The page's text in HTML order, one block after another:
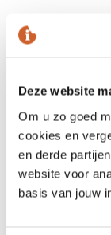
Deze website
Om u zo goed
cookies en
en derde
website voor
basis van jouw